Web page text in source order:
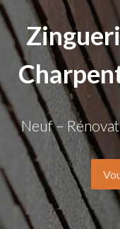
Neuf –